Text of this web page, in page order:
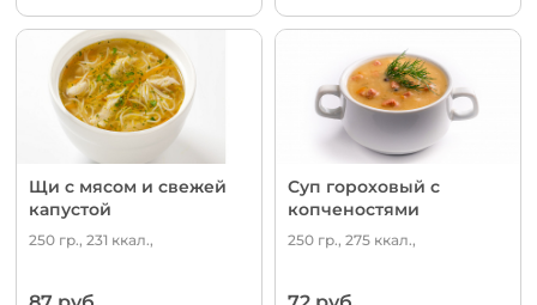
Щи с мясом и свежей
капустой
250 гр., 231 ккал.,
Суп гороховый с
копченостями
250 гр., 275 ккал.,